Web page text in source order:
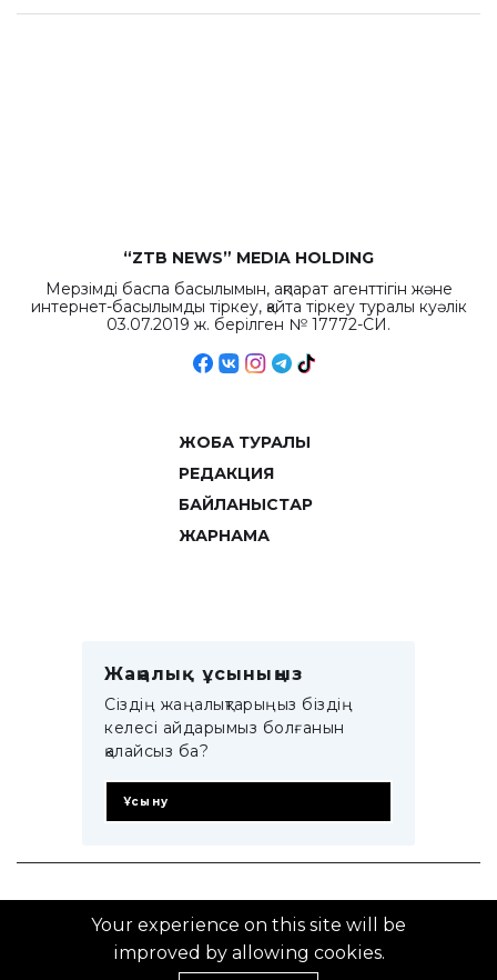
“ZTB NEWS” MEDIA HOLDING
Мерзімді баспа басылымын, ақпарат агенттігін және
интернет-басылымды тіркеу, қайта тіркеу туралы куәлік
03.07.2019 ж. берілген № 17772-СИ.
ЖОБА ТУРАЛЫ
РЕДАКЦИЯ
БАЙЛАНЫСТАР
ЖАРНАМА
Жаңалық ұсыныңыз
Сіздің жаңалықтарыңыз біздің
келесі айдарымыз болғанын
қалайсыз ба?
Ұсыну
© 2014–2025 ZTB.KZ
Your experience on this site will be
improved by allowing cookies.